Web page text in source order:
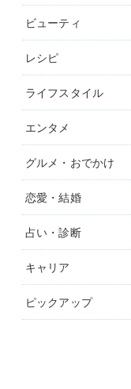
ビューティ
レシピ
ライフスタイル
エンタメ
グルメ・おでかけ
恋愛・結婚
占い・診断
キャリア
ピックアップ